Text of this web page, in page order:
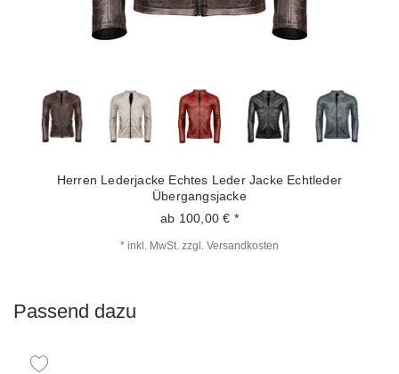
Herren Lederjacke Echtes Leder Jacke Echtleder
Übergangsjacke
ab 100,00 € *
* inkl. MwSt. zzgl. Versandkosten
Passend dazu